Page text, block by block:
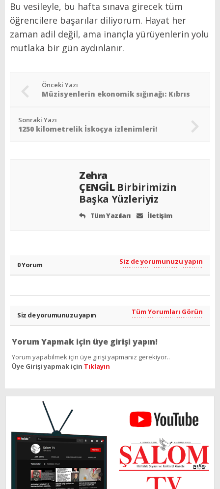
Bu vesileyle, bu hafta sınava girecek tüm
öğrencilere başarılar diliyorum. Hayat her
zaman adil değil, ama inançla yürüyenlerin yolu
mutlaka bir gün aydınlanır.
Önceki Yazı
Müzisyenlerin ekonomik sığınağı: Kıbrıs
Sonraki Yazı
1250 kilometrelik İskoçya izlenimleri!
Zehra
ÇENGİL Birbirimizin
Başka Yüzleriyiz
Tüm Yazıları İletişim
0 Yorum Siz de yorumunuzu yapın
Siz de yorumunuzu yapın Tüm Yorumları Görün
Yorum Yapmak için üye girişi yapın!
Yorum yapabilmek için üye girişi yapmanız gerekiyor..
Üye Girişi yapmak için Tıklayın